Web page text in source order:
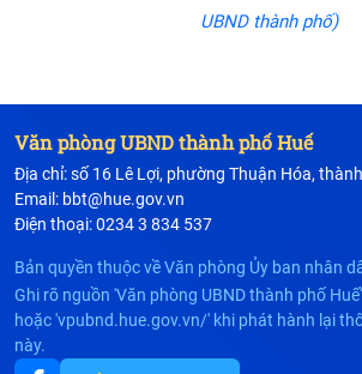
UBNDthành phố)
Văn phòng UBND thành phố Huế
Địa chỉ: số 16 Lê Lợi, phường Thuận Hóa,
Email: bbt@hue.gov.vn
Điện thoại: 0234 3 834 537
Bản quyền thuộc về Văn phòng Ủy ban nhân
Ghi rõ nguồn 'Văn phòng UBND thành phố Huế'
hoặc 'vpubnd.hue.gov.vn/' khi phát hành lại
này.